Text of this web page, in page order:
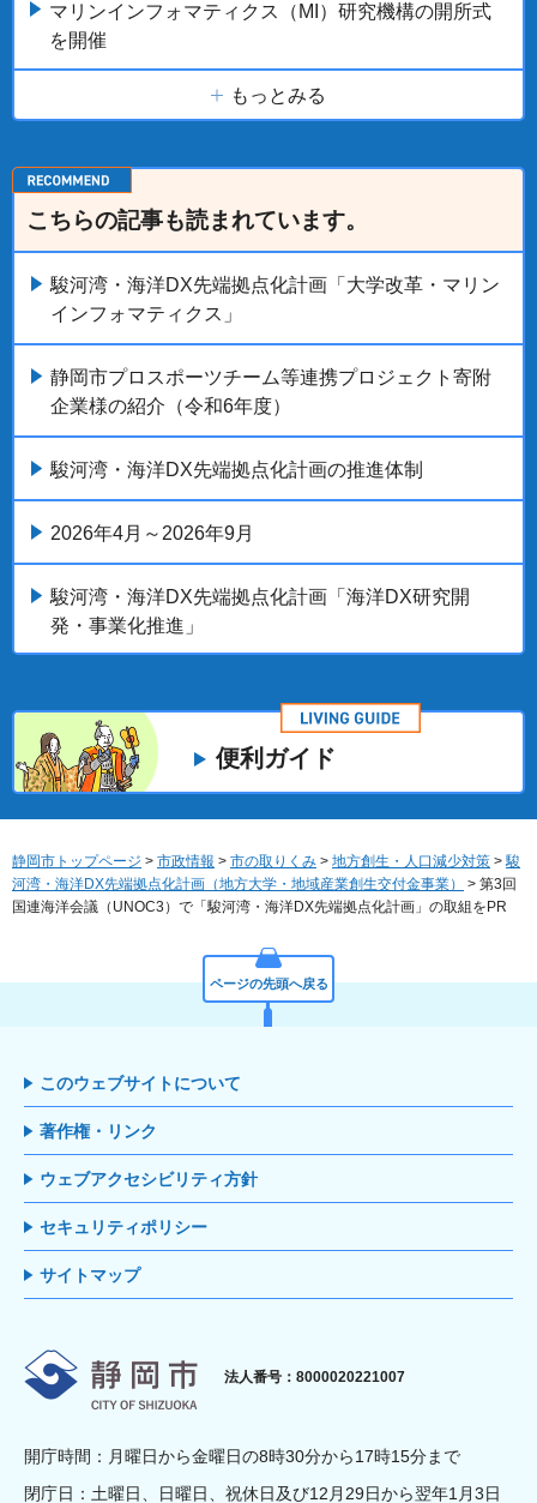
マリンインフォマティクス（MI）研究機構の開所式
を開催
もっとみる
こちらの記事も読まれています。
駿河湾・海洋DX先端拠点化計画「大学改革・マリン
インフォマティクス」
静岡市プロスポーツチーム等連携プロジェクト寄附
企業様の紹介（令和6年度）
駿河湾・海洋DX先端拠点化計画の推進体制
2026年4月～2026年9月
駿河湾・海洋DX先端拠点化計画「海洋DX研究開
発・事業化推進」
便利ガイド
静岡市トップページ > 市政情報 > 市の取りくみ > 地方創生・人口減少対策 >駿
河湾・海洋DX先端拠点化計画（地方大学・地域産業創生交付金事業）
> 第3回
国連海洋会議（UNOC3）で「駿河湾・海洋DX先端拠点化計画」の取組をPR
ページの先頭へ戻る
このウェブサイトについて
著作権・リンク
ウェブアクセシビリティ方針
セキュリティポリシー
サイトマップ
静岡市
法人番号：8000020221007
開庁時間：月曜日から金曜日の8時30分から17時15分まで
閉庁日：土曜日、日曜日、祝休日及び12月29日から翌年1月3日